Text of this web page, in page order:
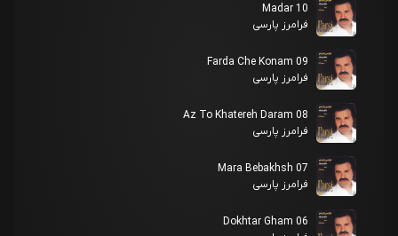
10 Madar
فرامرز پارسی
09 Farda Che Konam
فرامرز پارسی
08 Az To Khatereh Daram
فرامرز پارسی
07 Mara Bebakhsh
فرامرز پارسی
06 Dokhtar Gham